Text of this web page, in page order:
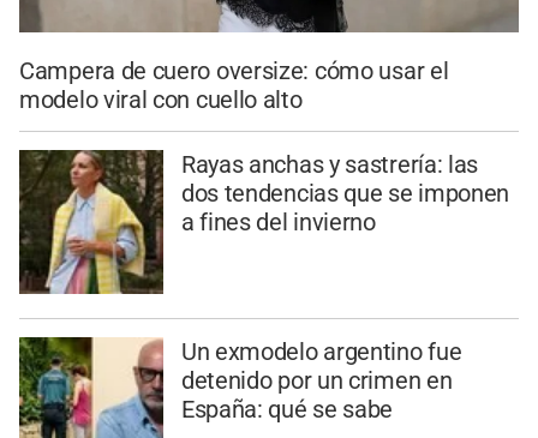
Campera de cuero oversize: cómo usar el
modelo viral con cuello alto
Rayas anchas y sastrería: las
dos tendencias que se imponen
a fines del invierno
Un exmodelo argentino fue
detenido por un crimen en
España: qué se sabe